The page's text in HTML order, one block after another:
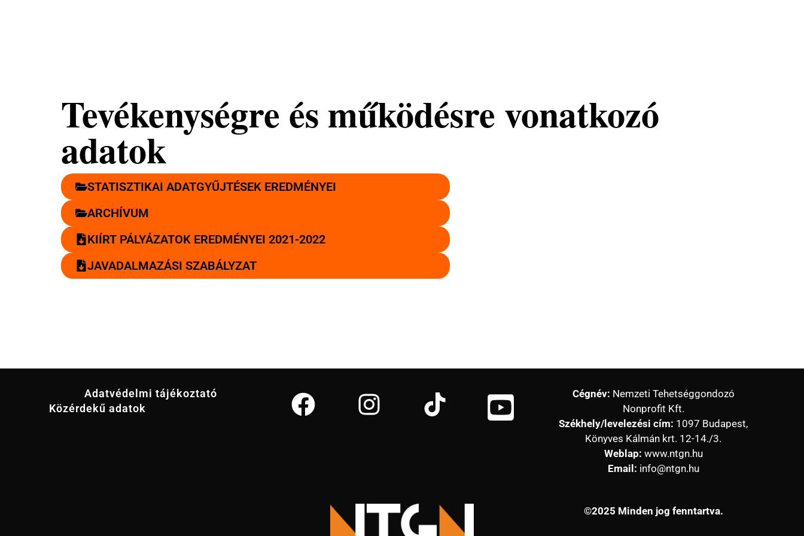
Tevékenységre és működésre vonatkozó
adatok
STATISZTIKAI ADATGYŰJTÉSEK EREDMÉNYEI
ARCHÍVUM
KIÍRT PÁLYÁZATOK EREDMÉNYEI 2021-2022
JAVADALMAZÁSI SZABÁLYZAT
Adatvédelmi tájékoztató
Közérdekű adatok
Cégnév: Nemzeti Tehetséggondozó
Nonprofit Kft.
Székhely/levelezési cím: 1097 Budapest,
Könyves Kálmán krt. 12-14./3.
Weblap: www.ntgn.hu
Email: info@ntgn.hu
©2025 Minden jog fenntartva.